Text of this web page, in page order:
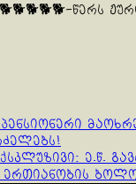
წერს
პენსიონერი
ე.წ.
ერთიანობის